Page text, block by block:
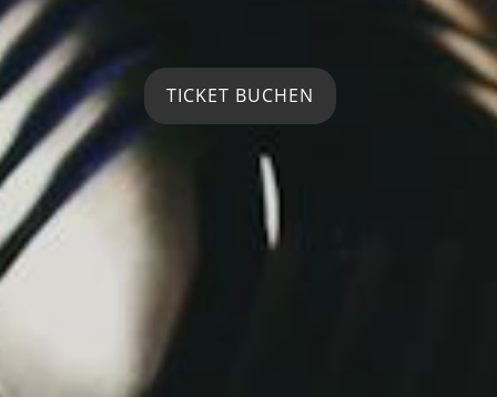
TICKET BUCHEN